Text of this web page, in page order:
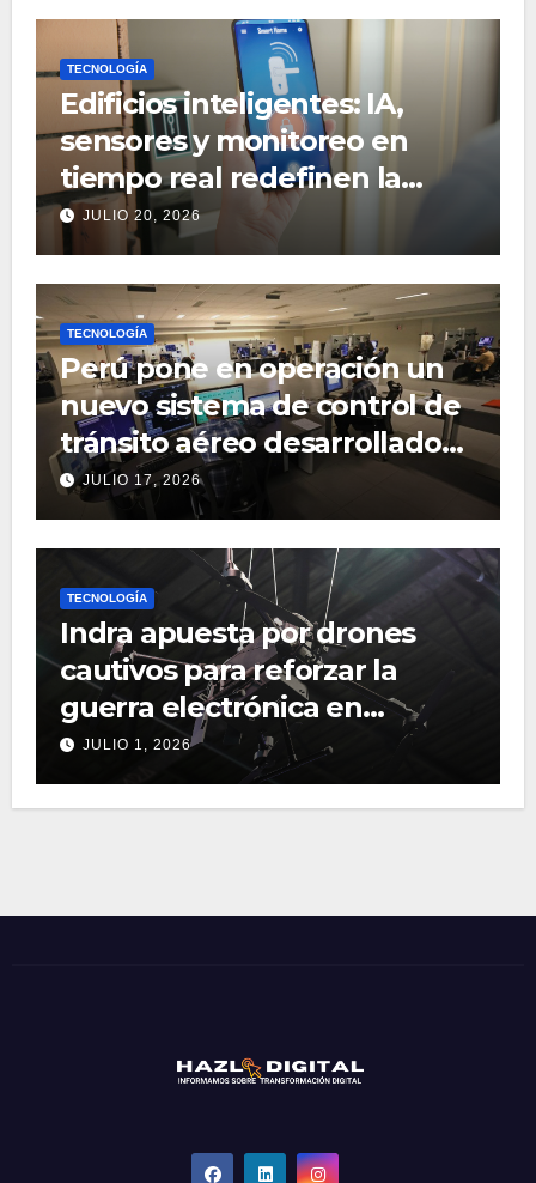
TECNOLOGÍA
Edificios inteligentes: IA,
sensores y monitoreo en
tiempo real redefinen la
gestión inmobiliaria
JULIO 20, 2026
TECNOLOGÍA
Perú pone en operación un
nuevo sistema de control de
tránsito aéreo desarrollado
por Indra
JULIO 17, 2026
TECNOLOGÍA
Indra apuesta por drones
cautivos para reforzar la
guerra electrónica en
operaciones terrestres
JULIO 1, 2026